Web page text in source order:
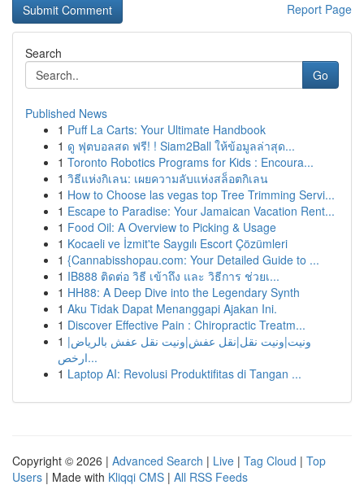
Report Page
Search
Go
Published News
1 Puff La Carts: Your Ultimate Handbook
1 ดู ฟุตบอลสด ฟรี! ! Siam2Ball ให้ข้อมูลล่าสุด...
1 Toronto Robotics Programs for Kids : Encoura...
1 วิธีแห่งกิเลน: เผยความลับแห่งสล็อตกิเลน
1 How to Choose las vegas top Tree Trimming Servi...
1 Escape to Paradise: Your Jamaican Vacation Rent...
1 Food Oil: A Overview to Picking & Usage
1 Kocaeli ve İzmit'te Saygılı Escort Çözümleri
1 {Cannabisshopau.com: Your Detailed Guide to ...
1 IB888 ติดต่อ วิธี เข้าถึง และ วิธีการ ช่วยเ...
1 HH88: A Deep Dive into the Legendary Synth
1 Aku Tidak Dapat Menanggapi Ajakan Ini.
1 Discover Effective Pain : Chiropractic Treatm...
1 ونيت|ونيت نقل|نقل عفش|ونيت نقل عفش بالرياض|
ارخص...
1 Laptop AI: Revolusi Produktifitas di Tangan ...
Copyright © 2026 | Advanced Search | Live | Tag Cloud | Top
Users | Made with Kliqqi CMS | All RSS Feeds